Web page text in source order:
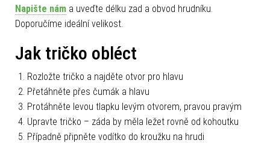
Napište nám a uveďte délku zad a obvod hrudníku.
Doporučíme ideální velikost.
Jak tričko obléct
Rozložte tričko a najděte otvor pro hlavu
Přetáhněte přes čumák a hlavu
Protáhněte levou tlapku levým otvorem, pravou pravým
Upravte tričko – záda by měla ležet rovně od kohoutku
Případně připněte vodítko do kroužku na hrudi